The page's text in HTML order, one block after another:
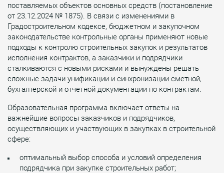
поставляемых объектов основных средств (постановление
от 23.12.2024 № 1875). В связи с изменениями в
Градостроительном кодексе, бюджетном и закупочном
законодательстве контрольные органы применяют новые
подходы к контролю строительных закупок и результатов
исполнения контрактов, а заказчики и подрядчики
сталкиваются с новыми рисками и вынуждены решать
сложные задачи унификации и синхронизации сметной,
бухгалтерской и отчетной документации по контрактам.
Образовательная программа включает ответы на
важнейшие вопросы заказчиков и подрядчиков,
осуществляющих и участвующих в закупках в строительной
сфере:
оптимальный выбор способа и условий определения
подрядчика при закупке строительных работ;